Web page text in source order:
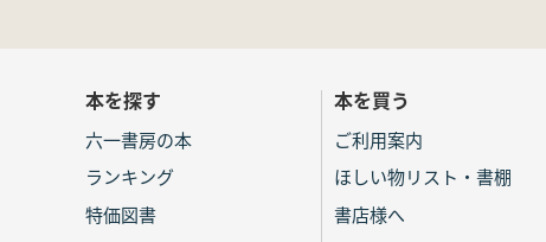
本を探す
六一書房の本
ランキング
特価図書
本を買う
ご利用案内
ほしい物リスト・書棚
書店様へ